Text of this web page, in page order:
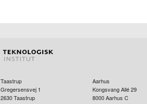
Taastrup
Gregersensvej 1
2630Taastrup
Aarhus
Kongsvang Allé 29
8000 Aarhus C